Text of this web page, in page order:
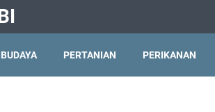
BUDAYA PERTANIAN PERIKANAN